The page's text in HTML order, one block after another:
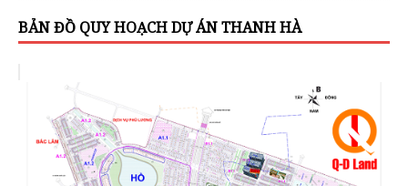
BẢN ĐỒ QUY HOẠCH DỰ ÁN THANH HÀ